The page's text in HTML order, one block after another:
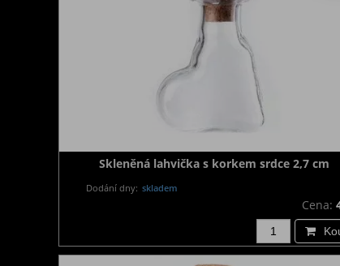
Skleněná lahvička s korkem srdce 2,7 cm
Dodání dny: skladem
Cena: